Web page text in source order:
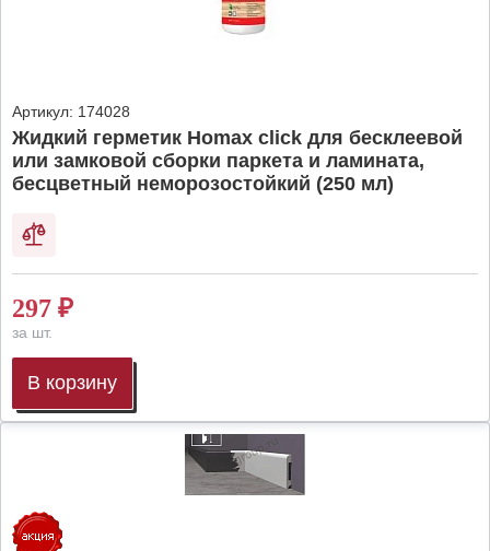
Артикул: 174028
Жидкий герметик Homax click для бесклеевой
или замковой сборки паркета и ламината,
бесцветный неморозостойкий (250 мл)
297 ₽
за шт.
В корзину